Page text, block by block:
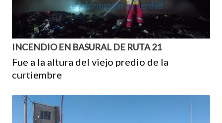
21/11/22
INCENDIO EN BASURAL DE RUTA 21
Fue a la altura del viejo predio de la
curtiembre